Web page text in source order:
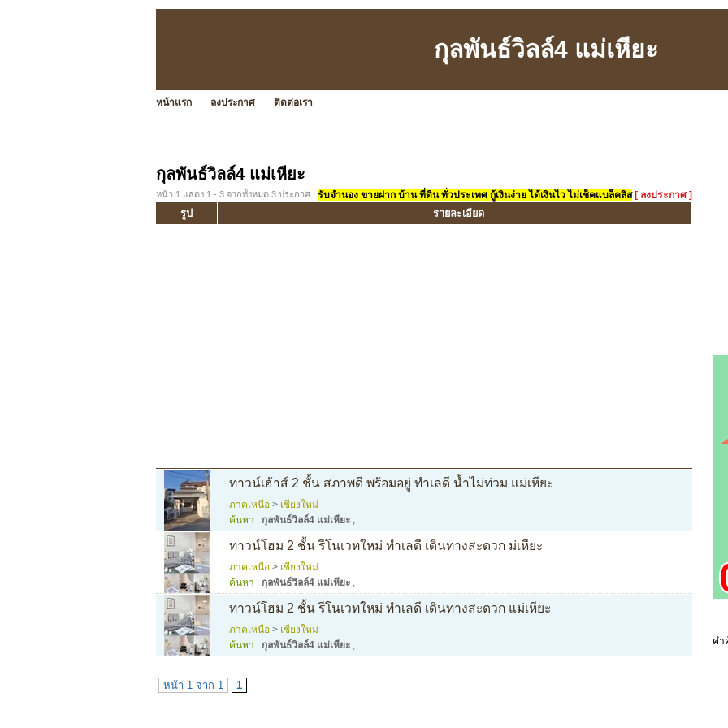
กุลพันธ์วิลล์4 แม่เหียะ
หน้าแรก ลงประกาศ ติดต่อเรา
กุลพันธ์วิลล์4 แม่เหียะ
หน้า 1 แสดง 1 - 3 จากทั้งหมด 3 ประกาศ รับจำนอง ขายฝาก บ้าน ที่ดิน ทั่วประเทศ กู้เงินง่าย ได้เงินไว ไม่เช็คแบล็คลิส [ ลงประกาศ ]
รูป รายละเอียด
ทาวน์เฮ้าส์ 2 ชั้น สภาพดี พร้อมอยู่ ทำเลดี น้ำไม่ท่วม แม่เหียะ
ภาคเหนือ > เชียงใหม่
ค้นหา : กุลพันธ์วิลล์4 แม่เหียะ ,
ทาวน์โฮม 2 ชั้น รีโนเวทใหม่ ทำเลดี เดินทางสะดวก ม่เหียะ
ภาคเหนือ > เชียงใหม่
ค้นหา : กุลพันธ์วิลล์4 แม่เหียะ ,
ทาวน์โฮม 2 ชั้น รีโนเวทใหม่ ทำเลดี เดินทางสะดวก แม่เหียะ
ภาคเหนือ > เชียงใหม่
ค้นหา : กุลพันธ์วิลล์4 แม่เหียะ ,
หน้า 1 จาก 1 1
คำ